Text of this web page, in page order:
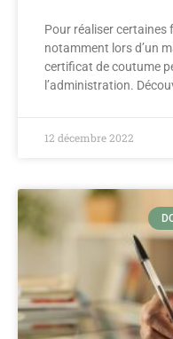
Pour réaliser
notamment lors d’un
certificat de coutume
l’administration.
12 décembre 2022